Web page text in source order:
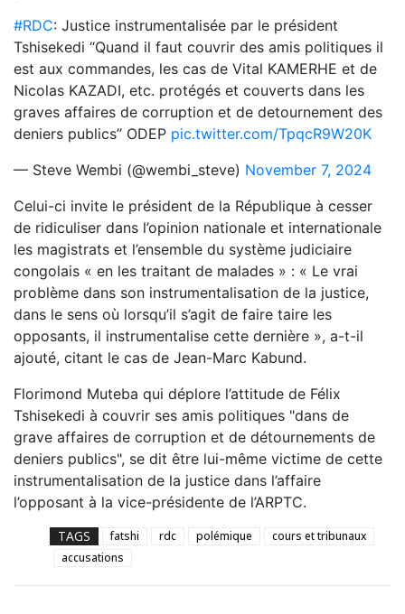
#RDC: Justice instrumentalisée par le président
Tshisekedi “Quand il faut couvrir des amis politiques il
est aux commandes, les cas de Vital KAMERHE et de
Nicolas KAZADI, etc. protégés et couverts dans les
graves affaires de corruption et de detournement des
deniers publics” ODEP pic.twitter.com/TpqcR9W20K
— Steve Wembi (@wembi_steve) November 7, 2024
Celui-ci invite le président de la République à cesser
de ridiculiser dans l’opinion nationale et internationale
les magistrats et l’ensemble du système judiciaire
congolais « en les traitant de malades » : « Le vrai
problème dans son instrumentalisation de la justice,
dans le sens où lorsqu’il s’agit de faire taire les
opposants, il instrumentalise cette dernière », a-t-il
ajouté, citant le cas de Jean-Marc Kabund.
Florimond Muteba qui déplore l’attitude de Félix
Tshisekedi à couvrir ses amis politiques "dans de
grave affaires de corruption et de détournements de
deniers publics", se dit être lui-même victime de cette
instrumentalisation de la justice dans l’affaire
l’opposant à la vice-présidente de l’ARPTC.
TAGS fatshi rdc polémique
cours et tribunaux
accusations